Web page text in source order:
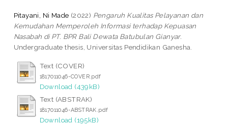
Pitayani, Ni Made (2022) Pengaruh Kualitas Pelayanan dan
Kemudahan Memperoleh Informasi terhadap Kepuasan
Nasabah di PT. BPR Bali Dewata Batubulan Gianyar.
Undergraduate thesis, Universitas Pendidikan Ganesha.
Text (COVER)
1817011046-COVER.pdf
Download (439kB)
Text (ABSTRAK)
1817011046-ABSTRAK.pdf
Download (195kB)